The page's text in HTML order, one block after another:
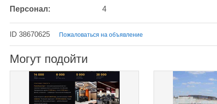
Персонал: 4
ID 38670625 Пожаловаться на объявление
Могут подойти